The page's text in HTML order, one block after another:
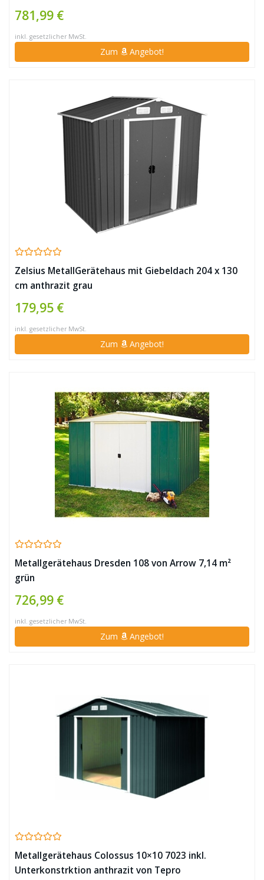
781,99 €
inkl. gesetzlicher MwSt.
Zum Angebot!
Zelsius MetallGerätehaus mit Giebeldach 204 x 130
cm anthrazit grau
179,95 €
inkl. gesetzlicher MwSt.
Zum Angebot!
Metallgerätehaus Dresden 108 von Arrow 7,14 m²
grün
726,99 €
inkl. gesetzlicher MwSt.
Zum Angebot!
Metallgerätehaus Colossus 10×10 7023 inkl.
Unterkonstrktion anthrazit von Tepro